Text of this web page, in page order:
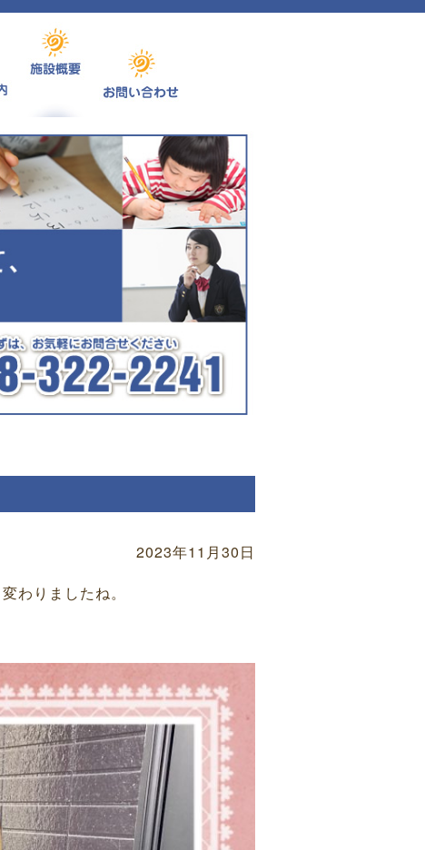
2023年11月30日
わりましたね。